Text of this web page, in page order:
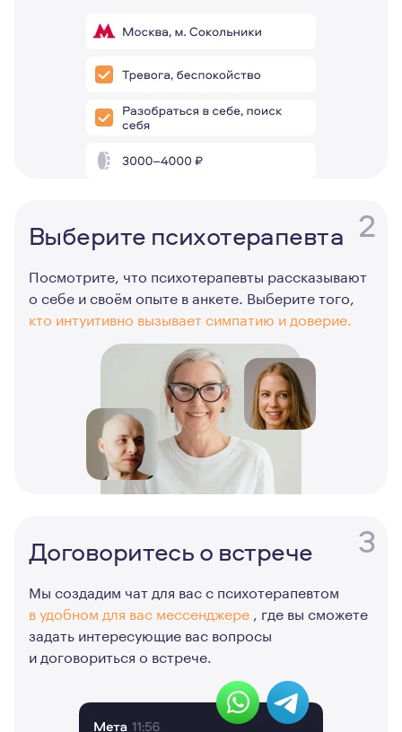
2
Выберите психотерапевта
Посмотрите, что психотерапевты рассказывают
о себе и своём опыте в анкете. Выберите того,
кто интуитивно вызывает симпатию и доверие.
3
Договоритесь о встрече
Мы создадим чат для вас с психотерапевтом
в удобном для вас мессенджере , где вы сможете
задать интересующие вас вопросы
и договориться о встрече.